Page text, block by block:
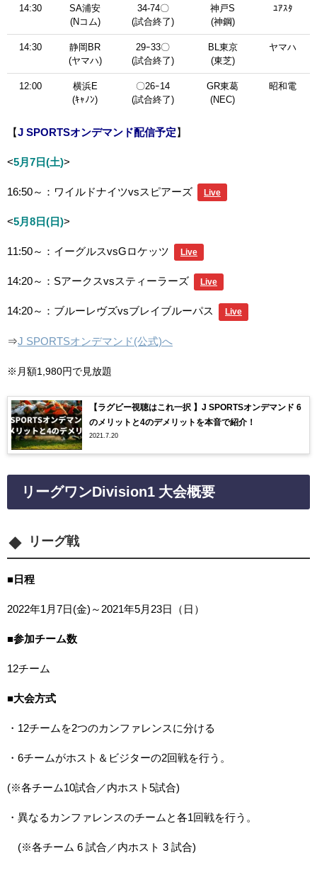
14:30
SA浦安
(Nコム)
34-74〇
(試合終了)
神戸S
(神鋼)
ﾕｱｽﾀ
14:30
静岡BR
(ヤマハ)
29ｰ33〇
(試合終了)
BL東京
(東芝)
ヤマハ
12:00
横浜E
(ｷｬﾉﾝ)
〇26ｰ14
(試合終了)
GR東葛
(NEC)
昭和電
【 J SPORTSオンデマンド配信予定 】
<5月7日(土)>
16:50～：ワイルドナイツvsスピアーズ Live
<5月8日(日)>
11:50～：イーグルスvsGロケッツ Live
14:20～：Sアークスvsスティーラーズ Live
14:20～：ブルーレヴズvsブレイブルーパス Live
⇒J SPORTSオンデマンド(公式)へ
※月額1,980円で見放題
【ラグビー視聴はこれ一択 】J SPORTSオンデマンド 6
のメリットと4のデメリットを本音で紹介！
2021.7.20
リーグワンDivision1 大会概要
リーグ戦
■ 日程
2022年1月7日(金)～2021年5月23日（日）
■参加チーム数
12チーム
■大会方式
・12チームを2つのカンファレンスに分ける
・6チームがホスト＆ビジターの2回戦を行う。
(※各チーム10試合／内ホスト5試合)
・異なるカンファレンスのチームと各1回戦を行う。
(※各チーム 6 試合／内ホスト 3 試合)